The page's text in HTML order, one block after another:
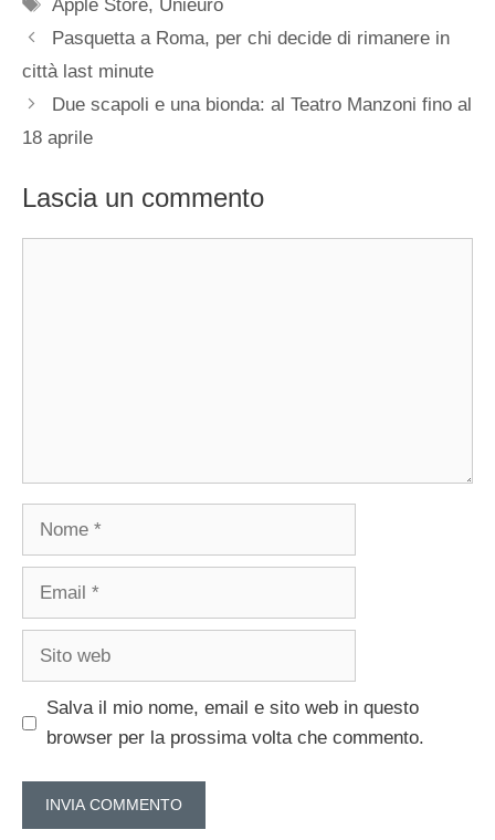
Apple Store, Unieuro
Pasquetta a Roma, per chi decide di rimanere in
città last minute
Due scapoli e una bionda: al Teatro Manzoni fino al
18 aprile
Lascia un commento
Nome
Email
Sito
Salva il mio nome, email e sito web in questo
browser per la prossima volta che commento.